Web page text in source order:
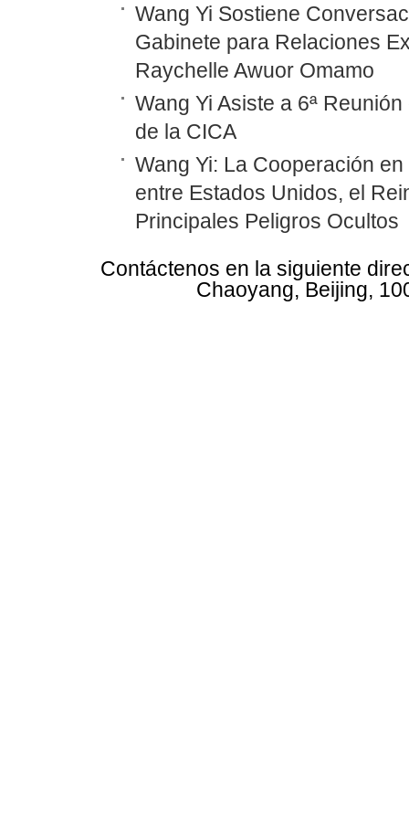
Wang Yi Sostiene
Gabinete para Relaciones
Raychelle Awuor Omamo
Wang Yi Asiste a 6ª
de la CICA
Wang Yi: La Cooperación
entre Estados Unidos, el
Principales Peligros Ocultos
Contáctenos en la siguiente
Chaoyang, Beijing,